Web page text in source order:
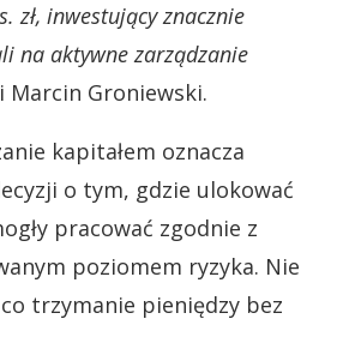
zł, inwestujący znacznie
na aktywne zarządzanie
Marcin Groniewski.
kapitałem oznacza
o tym, gdzie ulokować
pracować zgodnie z
poziomem ryzyka. Nie
trzymanie pieniędzy bez